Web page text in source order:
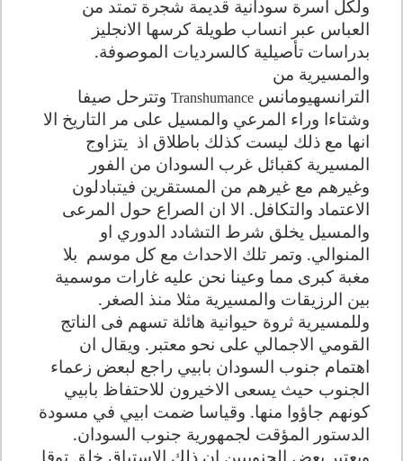
ولكل اسرة سودانية قديمة شجرة تمتد من
العباس عبر انساب طويلة كرسها الانجليز
بدراسات تأصيلية كالسرديات الموصوفة.
والمسيرية من
الترانسهيومانس Transhumance وتترحل صيفا
وشتاءا وراء المرعي والمسيل على مر التاريخ الا
انها مع ذلك ليست كذلك باطلاق اذ يتزاوج
المسيرية كقبائل غرب السودان من الفور
وغيرهم مع غيرهم من المستقرين فيتبادلون
الاعتماد والتكافل. الا ان الصراع حول المرعى
والمسيل يخلق شرط التشادد الدوري او
المنوالي. وتمر تلك الاحداث مع كل موسم بلا
مغبة كبرى مما وعينا نحن عليه غارات موسمية
بين الرزيقات والمسيرية مثلا منذ الصغر.
وللمسيرية ثروة حيوانية هائلة تسهم فى الناتج
القومي الاجمالي على نحو معتبر. ويقال ان
اهتمام جنوب السودان بابيي راجع لبعض زعماء
الجنوب حيث يسعى الاخيرون للاحتفاظ بابيي
كونهم جاؤوا منها. وقياسا ضمت ابيي في مسودة
الدستور المؤقت لجمهورية جنوب السودان.
ويعتبر بعض الجنوبيين ان ذلك الاستباق خلق توقا